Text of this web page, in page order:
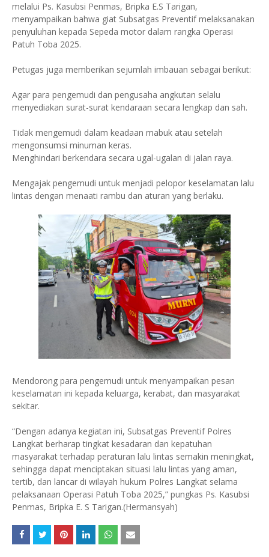
melalui Ps. Kasubsi Penmas, Bripka E.S Tarigan,
menyampaikan bahwa giat Subsatgas Preventif melaksanakan
penyuluhan kepada Sepeda motor dalam rangka Operasi
Patuh Toba 2025.
Petugas juga memberikan sejumlah imbauan sebagai berikut:
Agar para pengemudi dan pengusaha angkutan selalu
menyediakan surat-surat kendaraan secara lengkap dan sah.
Tidak mengemudi dalam keadaan mabuk atau setelah
mengonsumsi minuman keras.
Menghindari berkendara secara ugal-ugalan di jalan raya.
Mengajak pengemudi untuk menjadi pelopor keselamatan lalu
lintas dengan menaati rambu dan aturan yang berlaku.
Mendorong para pengemudi untuk menyampaikan pesan
keselamatan ini kepada keluarga, kerabat, dan masyarakat
sekitar.
“Dengan adanya kegiatan ini, Subsatgas Preventif Polres
Langkat berharap tingkat kesadaran dan kepatuhan
masyarakat terhadap peraturan lalu lintas semakin meningkat,
sehingga dapat menciptakan situasi lalu lintas yang aman,
tertib, dan lancar di wilayah hukum Polres Langkat selama
pelaksanaan Operasi Patuh Toba 2025,” pungkas Ps. Kasubsi
Penmas, Bripka E. S Tarigan.(Hermansyah)